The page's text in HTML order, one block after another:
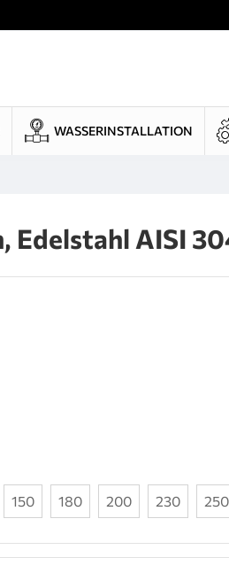
WASSERINSTALLATION
Edelstahl AISI
150 180 200 230 250